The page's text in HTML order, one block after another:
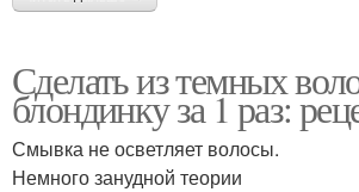
Сделать из темных
блондинку за 1 раз:
Смывка не осветляет волосы.
Немного занудной теории